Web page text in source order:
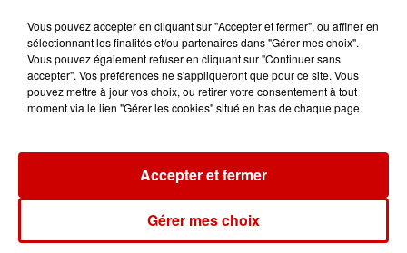
Destination Vacances : inscrivez-
vous !
Newsletter
Vous pouvez accepter en cliquant sur "Accepter et fermer", ou affiner en
sélectionnant les finalités et/ou partenaires dans "Gérer mes choix".
Vous pouvez également refuser en cliquant sur "Continuer sans
accepter". Vos préférences ne s'appliqueront que pour ce site. Vous
pouvez mettre à jour vos choix, ou retirer votre consentement à tout
moment via le lien "Gérer les cookies" situé en bas de chaque page.
Gérer mes choix
Accepter et fermer